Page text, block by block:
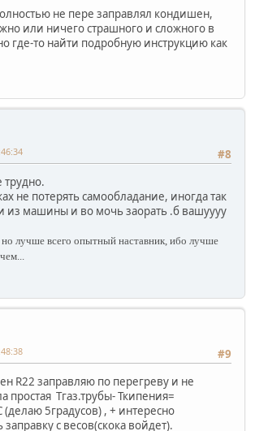
не пере заправлял кондишен,
или ничего страшного и сложного в
где-то найти подробную инструкцию как
#8
трудно.
не потерять самообладание, иногда так
из машины и во мочь заорать .б вашуууу
лучше всего опытный наставник, ибо лучше
#9
R22 заправляю по перегреву и не
простая Tгаз.трубы- Ткипения=
(делаю 5градусов) , + интересно
с весов(скока войдет).